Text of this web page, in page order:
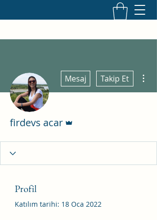
Mesaj Takip Et
firdevs acar
Profil
Katılım tarihi: 18 Oca 2022